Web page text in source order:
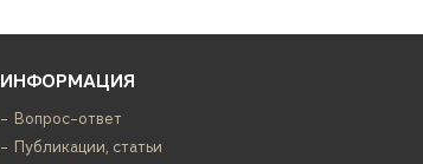
ИНФОРМАЦИЯ
Вопрос-ответ
Публикации, статьи